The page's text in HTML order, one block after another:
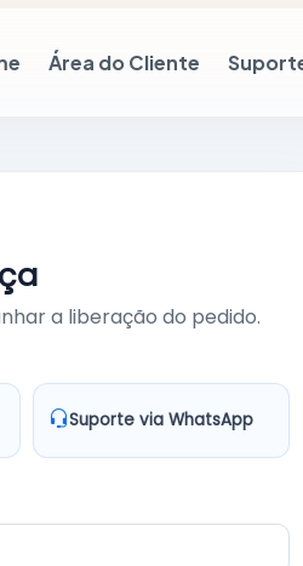
Área do Cliente
a liberação do pedido.
Suporte via WhatsApp